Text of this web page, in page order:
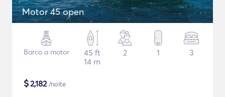
Motor 45 open
Barco a motor
45 ft
14 m
2 1 3
$2,182/noite